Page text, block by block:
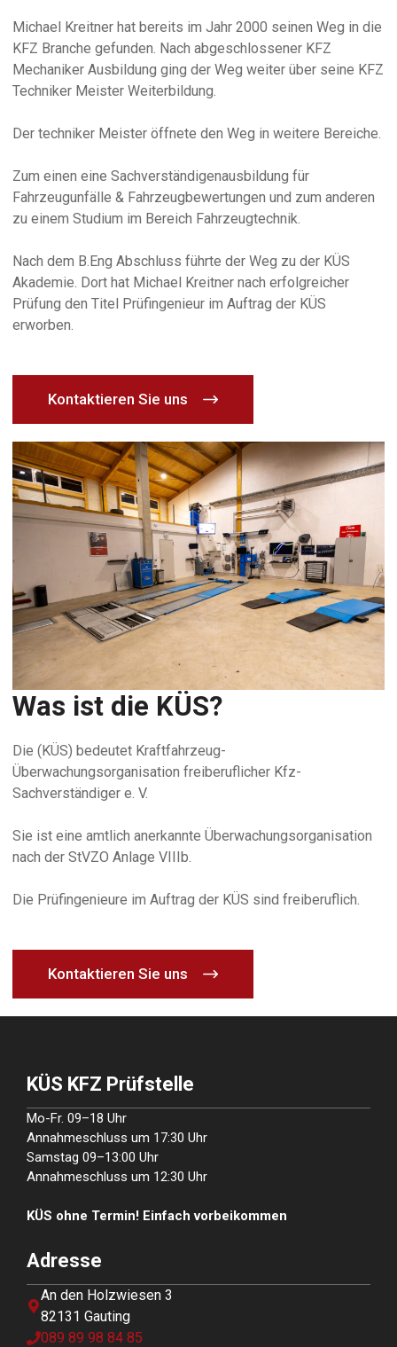
Michael Kreitner hat bereits im Jahr 2000 seinen Weg in die
KFZ Branche gefunden. Nach abgeschlossener KFZ
Mechaniker Ausbildung ging der Weg weiter über seine KFZ
Techniker Meister Weiterbildung.
Der techniker Meister öffnete den Weg in weitere Bereiche.
Zum einen eine Sachverständigenausbildung für
Fahrzeugunfälle & Fahrzeugbewertungen und zum anderen
zu einem Studium im Bereich Fahrzeugtechnik.
Nach dem B.Eng Abschluss führte der Weg zu der KÜS
Akademie. Dort hat Michael Kreitner nach erfolgreicher
Prüfung den Titel Prüfingenieur im Auftrag der KÜS
erworben.
Kontaktieren Sie uns
Was ist die KÜS?
Die (KÜS) bedeutet Kraftfahrzeug-
Überwachungsorganisation freiberuflicher Kfz-
Sachverständiger e. V.
Sie ist eine amtlich anerkannte Überwachungsorganisation
nach der StVZO Anlage VIIIb.
Die Prüfingenieure im Auftrag der KÜS sind freiberuflich.
Kontaktieren Sie uns
KÜS KFZ Prüfstelle
Mo-Fr. 09–18 Uhr
Annahmeschluss um 17:30 Uhr
Samstag 09–13:00 Uhr
Annahmeschluss um 12:30 Uhr
KÜS ohne Termin! Einfach vorbeikommen
Adresse
An den Holzwiesen 3
82131 Gauting
089 89 98 84 85